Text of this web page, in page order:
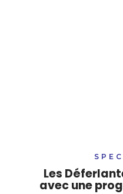
Les
avec une